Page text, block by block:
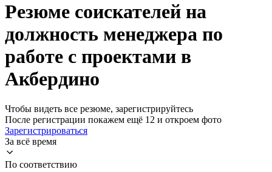
Резюме соискателей на
должность менеджера по
работе с проектами в
Акбердино
Чтобы видеть все резюме, зарегистрируйтесь
После регистрации покажем ещё 12 и откроем фото
Зарегистрироваться
За всё время
По соответствию